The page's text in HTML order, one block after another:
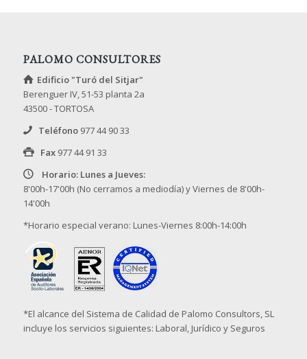
PALOMO CONSULTORES
Edificio "Turó del Sitjar"
Berenguer IV, 51-53 planta 2a
43500 - TORTOSA
Teléfono 977 44 90 33
Fax 977 44 91 33
Horario: Lunes a Jueves:
8'00h-17'00h (No cerramos a mediodía) y Viernes de 8'00h-
14'00h
*Horario especial verano: Lunes-Viernes 8:00h-14:00h
*El alcance del Sistema de Calidad de Palomo Consultors, SL
incluye los servicios siguientes: Laboral, Jurídico y Seguros